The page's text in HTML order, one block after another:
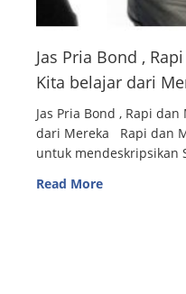
Jas Pria Bond ,
Kita belajar dari
Jas Pria Bond , Rapi
dari Mereka Rapi dan
untuk mendeskripsikan
Read More